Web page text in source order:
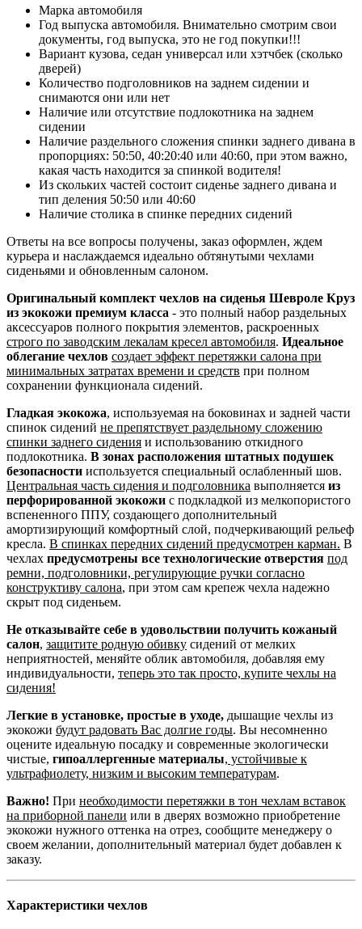
Марка автомобиля
Год выпуска автомобиля. Внимательно смотрим свои
документы, год выпуска, это не год покупки!!!
Вариант кузова, седан универсал или хэтчбек (сколько
дверей)
Количество подголовников на заднем сидении и
снимаются они или нет
Наличие или отсутствие подлокотника на заднем
сидении
Наличие раздельного сложения спинки заднего дивана в
пропорциях: 50:50, 40:20:40 или 40:60, при этом важно,
какая часть находится за спинкой водителя!
Из скольких частей состоит сиденье заднего дивана и
тип деления 50:50 или 40:60
Наличие столика в спинке передних сидений
Ответы на все вопросы получены, заказ оформлен, ждем
курьера и наслаждаемся идеально обтянутыми чехлами
сиденьями и обновленным салоном.
Оригинальный комплект чехлов на сиденья Шевроле Круз
из экокожи премиум класса - это полный набор раздельных
аксессуаров полного покрытия элементов, раскроенных
строго по заводским лекалам кресел автомобиля. Идеальное
облегание чехлов создает эффект перетяжки салона при
минимальных затратах времени и средств при полном
сохранении функционала сидений.
Гладкая экокожа, используемая на боковинах и задней части
спинок сидений не препятствует раздельному сложению
спинки заднего сидения и использованию откидного
подлокотника. В зонах расположения штатных подушек
безопасности используется специальный ослабленный шов.
Центральная часть сидения и подголовника выполняется из
перфорированной экокожи с подкладкой из мелкопористого
вспененного ППУ, создающего дополнительный
амортизирующий комфортный слой, подчеркивающий рельеф
кресла. В спинках передних сидений предусмотрен карман. В
чехлах предусмотрены все технологические отверстия под
ремни, подголовники, регулирующие ручки согласно
конструктиву салона, при этом сам крепеж чехла надежно
скрыт под сиденьем.
Не отказывайте себе в удовольствии получить кожаный
салон, защитите родную обивку сидений от мелких
неприятностей, меняйте облик автомобиля, добавляя ему
индивидуальности, теперь это так просто, купите чехлы на
сидения!
Легкие в установке, простые в уходе, дышащие чехлы из
экокожи будут радовать Вас долгие годы. Вы несомненно
оцените идеальную посадку и современные экологически
чистые, гипоаллергенные материалы, устойчивые к
ультрафиолету, низким и высоким температурам.
Важно! При необходимости перетяжки в тон чехлам вставок
на приборной панели или в дверях возможно приобретение
экокожи нужного оттенка на отрез, сообщите менеджеру о
своем желании, дополнительный материал будет добавлен к
заказу.
Характеристики чехлов